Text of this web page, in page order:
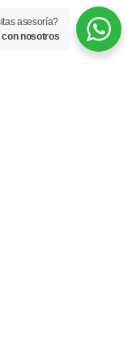
asesoría?
con nosotros